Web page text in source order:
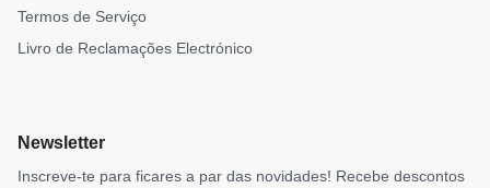
Termos de Serviço
Livro de Reclamações Electrónico
Newsletter
Inscreve-te para ficares a par das novidades! Recebe descontos